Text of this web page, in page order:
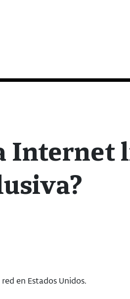
Internet
en Estados Unidos.